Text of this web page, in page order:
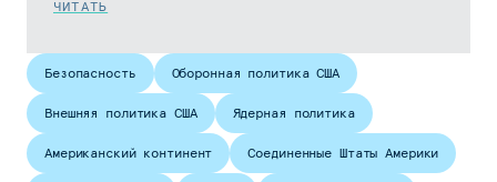
ЧИТАТЬ
Безопасность Оборонная политика США
Внешняя политика США Ядерная политика
Американский континент Соединенные Штаты Америки